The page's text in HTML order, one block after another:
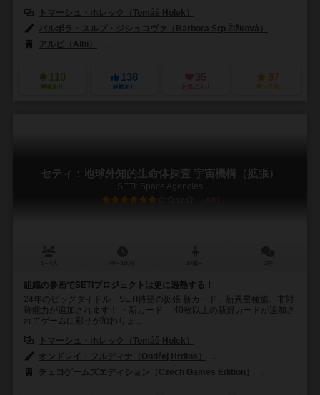
トマーシュ・ホレック（Tomáš Holek）
バルボラ・スルプ・ジシュコヴァ（Barbora Srp Žižková）
アルビ（Albi）
110
興味あり
138
経験あり
35
お気に入り
87
持ってる
セティ：地球外知的生命体探査 宇宙機構（拡張）
SETI: Space Agencies
6.8
組織の参画でSETIプロジェクトは更に過熱する！
24年のビッグタイトル SETI待望の拡張 新カード、新異星種族、非対
称能力が追加されます！ ・新カード 40枚以上の新規カードが追加さ
れてゲームに彩りが加わりま...
トマーシュ・ホレック（Tomáš Holek）
オンドレイ・フルディナ（Ondřej Hrdina）
チェコゲームズエディション（Czech Games Edition）